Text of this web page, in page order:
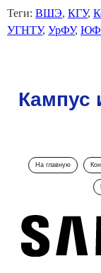
Теги: ВШЭ, КГУ,
УГНТУ, УрФУ,
Кампус
На главную